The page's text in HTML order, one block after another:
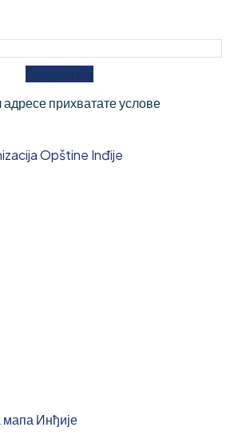
Пријави Се
прихватате услове
мапа Инђије